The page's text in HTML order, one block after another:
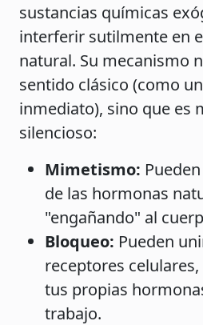
sustancias químicas
interferir sutilmente en
natural. Su mecanismo
sentido clásico (como
inmediato), sino que es
silencioso:
Mimetismo:
de las hormonas
"engañando" al
Bloqueo: Pueden
receptores
tus propias
trabajo.